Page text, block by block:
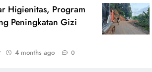
Higienitas, Program
Peningkatan Gizi
4 months ago 0